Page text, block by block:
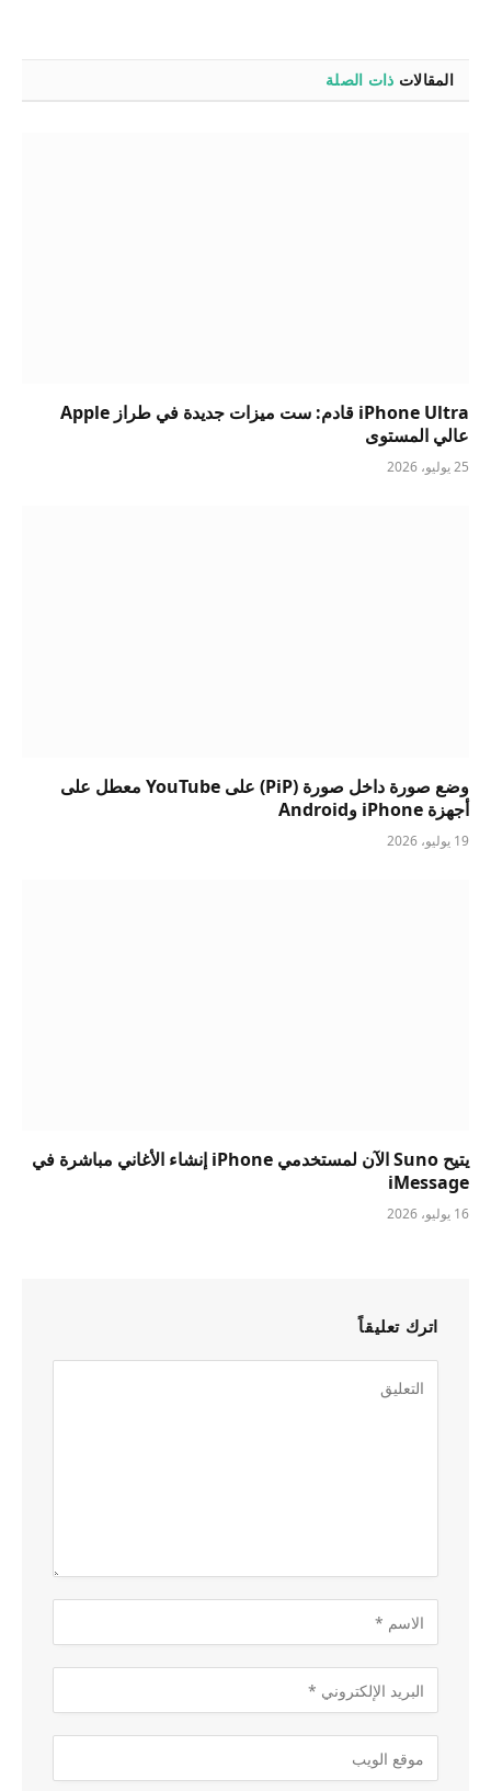
المقالات ذات الصلة
iPhone Ultra قادم: ست ميزات جديدة في طراز Apple
عالي المستوى
25 يوليو، 2026
وضع صورة داخل صورة (PiP) على YouTube معطل على
أجهزة iPhone وAndroid
19 يوليو، 2026
يتيح Suno الآن لمستخدمي iPhone إنشاء الأغاني مباشرة في
iMessage
16 يوليو، 2026
اترك تعليقاً